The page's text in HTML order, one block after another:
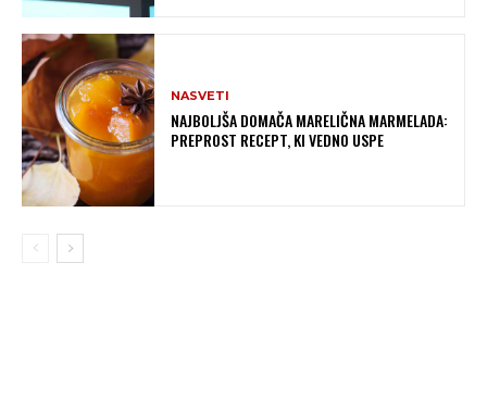
NASVETI
NAJBOLJŠA DOMAČA MARELIČNA MARMELADA:
PREPROST RECEPT, KI VEDNO USPE